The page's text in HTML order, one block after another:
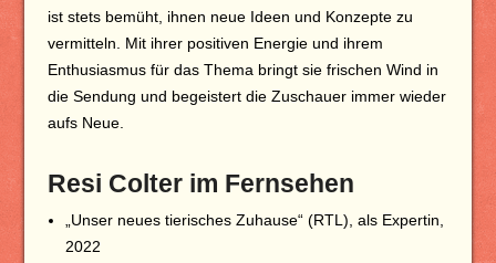
ist stets bemüht, ihnen neue Ideen und Konzepte zu
vermitteln. Mit ihrer positiven Energie und ihrem
Enthusiasmus für das Thema bringt sie frischen Wind in
die Sendung und begeistert die Zuschauer immer wieder
aufs Neue.
Resi Colter im Fernsehen
„Unser neues tierisches Zuhause“ (RTL), als Expertin,
2022